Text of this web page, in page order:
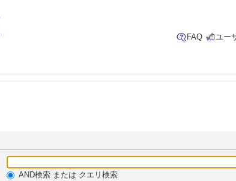
FAQ ユー
AND検索 または クエリ検索